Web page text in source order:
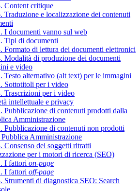
Content critique
Traduzione e localizzazione dei contenuti
I documenti vanno sul web
Tipi di documenti
Formato di lettura dei documenti elettronici
Modalità di produzione dei documenti
e video
Testo alternativo (alt text) per le immagini
Sottotitoli per i video
Trascrizioni per i video
intellettuale e privacy
Pubblicazione di contenuti prodotti dalla
Amministrazione
Pubblicazione di contenuti non prodotti
Pubblica Amministrazione
Consenso dei soggetti ritratti
per i motori di ricerca (SEO)
I fattori on-page
I fattori off-page
Strumenti di diagnostica SEO: Search